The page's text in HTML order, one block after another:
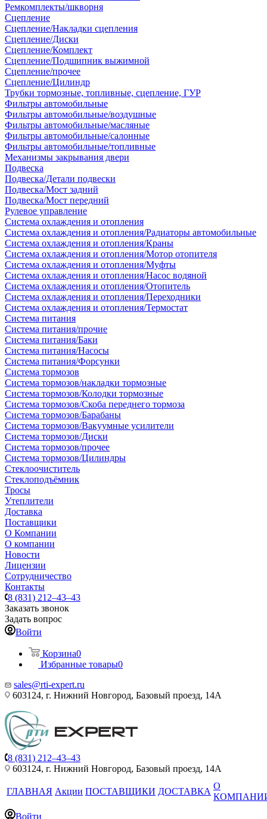
Ремкомплекты/шкворня
Сцепление
Сцепление/Накладки сцепления
Сцепление/Диски
Сцепление/Комплект
Сцепление/Подшипник выжимной
Сцепление/прочее
Сцепление/Цилиндр
Трубки тормозные, топливные, сцепление, ГУР
Фильтры автомобильные
Фильтры автомобильные/воздушные
Фильтры автомобильные/масляные
Фильтры автомобильные/салонные
Фильтры автомобильные/топливные
Механизмы закрывания двери
Подвеска
Подвеска/Детали подвески
Подвеска/Мост задний
Подвеска/Мост передний
Рулевое управление
Система охлаждения и отопления
Система охлаждения и отопления/Радиаторы автомобильные
Система охлаждения и отопления/Краны
Система охлаждения и отопления/Мотор отопителя
Система охлаждения и отопления/Муфты
Система охлаждения и отопления/Насос водяной
Система охлаждения и отопления/Отопитель
Система охлаждения и отопления/Переходники
Система охлаждения и отопления/Термостат
Система питания
Система питания/прочие
Система питания/Баки
Система питания/Насосы
Система питания/Форсунки
Система тормозов
Система тормозов/накладки тормозные
Система тормозов/Колодки тормозные
Система тормозов/Скоба переднего тормоза
Система тормозов/Барабаны
Система тормозов/Вакуумные усилители
Система тормозов/Диски
Система тормозов/прочее
Система тормозов/Цилиндры
Стеклоочиститель
Стеклоподъёмник
Тросы
Утеплители
Доставка
Поставщики
О Компании
О компании
Новости
Лицензии
Сотрудничество
Контакты
8 (831) 212–43–43
Заказать звонок
Задать вопрос
Войти
Корзина0
Избранные товары0
sales@rti-expert.ru
603124, г. Нижний Новгород, Базовый проезд, 14А
8 (831) 212–43–43
603124, г. Нижний Новгород, Базовый проезд, 14А
ГЛАВНАЯ Акции ПОСТАВЩИКИ ДОСТАВКА
О
Войти